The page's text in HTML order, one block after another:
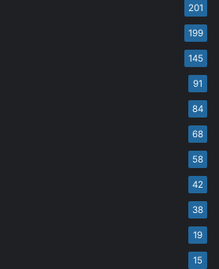
201
199
145
91
84
68
58
42
38
19
15